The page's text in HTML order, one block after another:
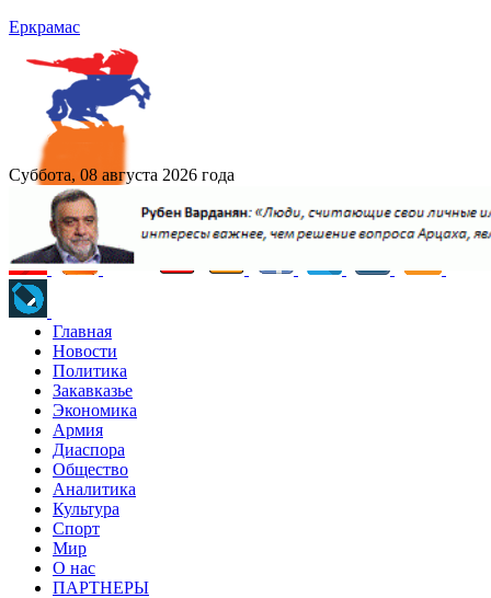
Еркрамас
Суббота, 08 августа 2026 года
Главная
Новости
Политика
Закавказье
Экономика
Армия
Диаспора
Общество
Аналитика
Культура
Спорт
Мир
О нас
ПАРТНЕРЫ